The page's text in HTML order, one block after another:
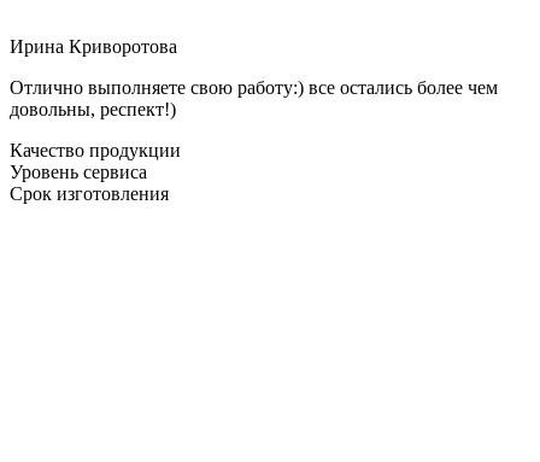
Ирина Криворотова
Отлично выполняете свою работу:) все остались более чем
довольны, респект!)
Качество продукции
Уровень сервиса
Срок изготовления